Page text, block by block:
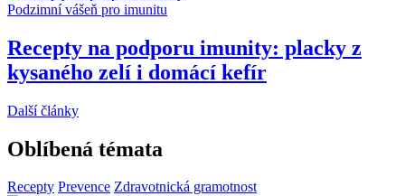
Podzimní vášeň pro imunitu
Recepty na podporu imunity: placky z
kysaného zelí i domácí kefír
Další články
Oblíbená témata
Recepty Prevence Zdravotnická gramotnost